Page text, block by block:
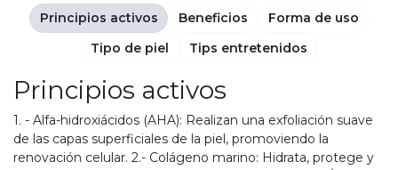
Principios activos
1. - Alfa-hidroxiácidos (AHA): Realizan una exfoliación suave
de las capas superficiales de la piel, promoviendo la
renovación celular. 2.- Colágeno marino: Hidrata, protege y
Principios activos Beneficios
Forma de uso
Tipo de piel
Tips entretenidos